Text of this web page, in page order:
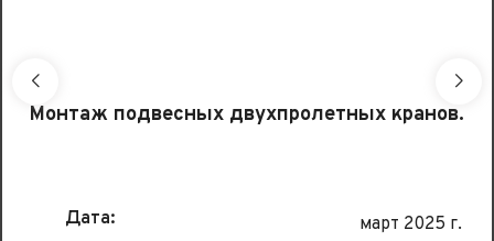
Монтаж подвесных двухпролетных кранов.
Дата:
март 2025 г.